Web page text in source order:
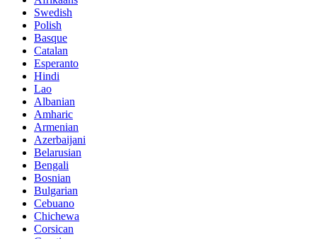
Swedish
Polish
Basque
Catalan
Esperanto
Hindi
Lao
Albanian
Amharic
Armenian
Azerbaijani
Belarusian
Bengali
Bosnian
Bulgarian
Cebuano
Chichewa
Corsican